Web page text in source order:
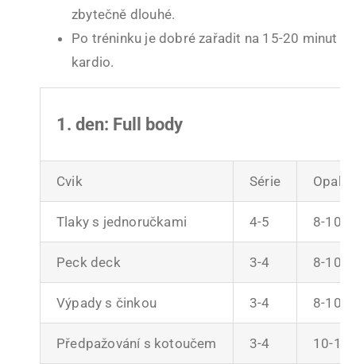
zbytečně dlouhé.
Po tréninku je dobré zařadit na 15-20 minut
kardio.
1. den: Full body
Cvik Série
Tlaky s jednoručkami 4-5 8-10
Peck deck 3-4 8-10
Výpady s činkou 3-4 8-10
Předpažování s kotoučem 3-4 10-12